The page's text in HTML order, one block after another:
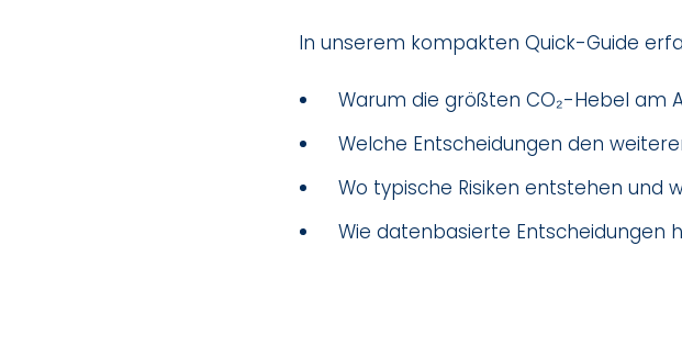
In unserem kompakten Quick-Guide
Warum die größten CO₂-Hebel am
Welche Entscheidungen den
Wo typische Risiken entstehen und
Wie datenbasierte Entscheidungen